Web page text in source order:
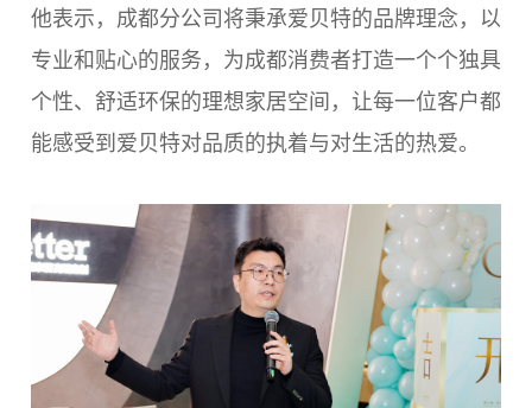
他表示，成都分公司将秉承爱贝特的品牌理念，以
专业和贴心的服务，为成都消费者打造一个个独具
个性、舒适环保的理想家居空间，让每一位客户都
能感受到爱贝特对品质的执着与对生活的热爱。